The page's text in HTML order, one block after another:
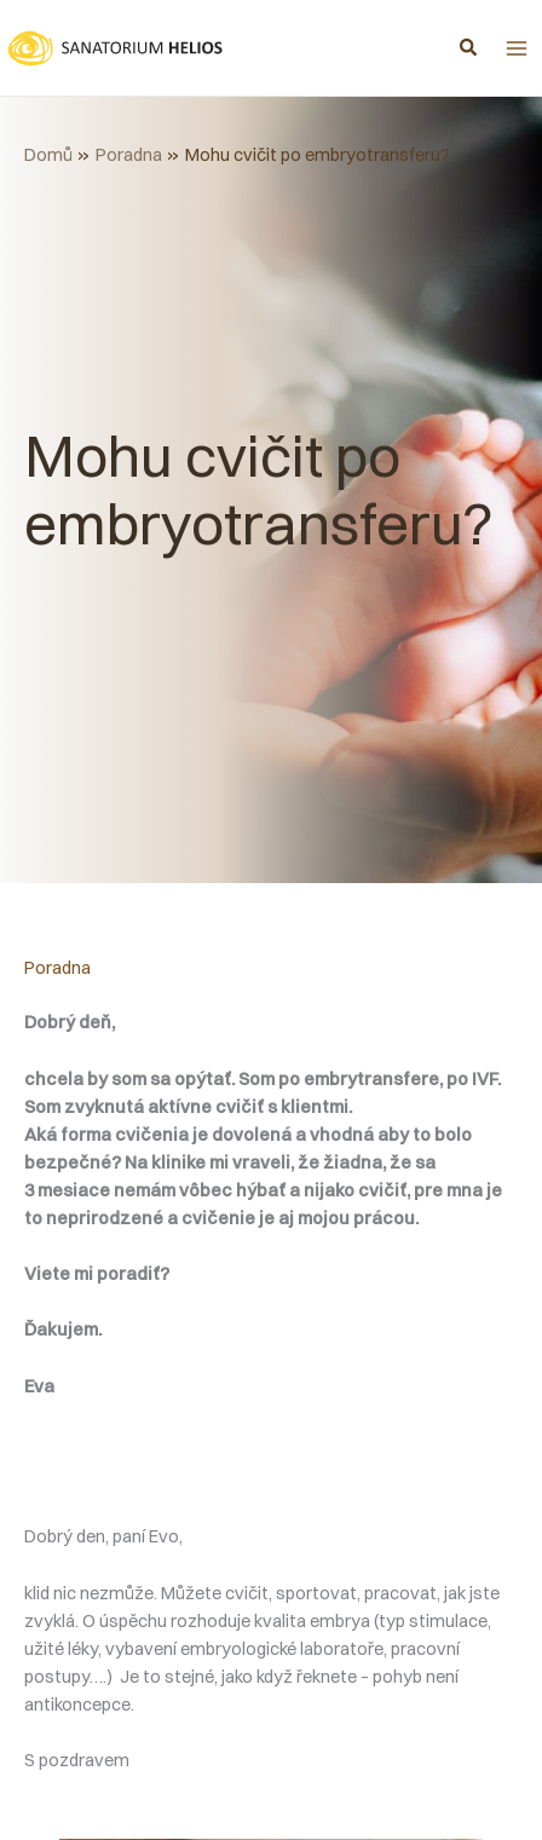
na
obsah
Mohu cvičit po
embryotransferu?
Domů Poradna Mohu cvičit po embryotransferu?
Poradna
Dobrý deň,
chcela by som sa opýtať. Som po embrytransfere, po IVF.
Som zvyknutá aktívne cvičiť s klientmi.
Aká forma cvičenia je dovolená a vhodná aby to bolo
bezpečné? Na klinike mi vraveli, že žiadna, že sa
3 mesiace nemám vôbec hýbať a nijako cvičiť, pre mna je
to neprirodzené a cvičenie je aj mojou prácou.
Viete mi poradiť?
Ďakujem.
Eva
Dobrý den, paní Evo,
klid nic nezmůže. Můžete cvičit, sportovat, pracovat, jak jste
zvyklá. O úspěchu rozhoduje kvalita embrya (typ stimulace,
užité léky, vybavení embryologické laboratoře, pracovní
postupy….) Je to stejné, jako když řeknete – pohyb není
antikoncepce.
S pozdravem